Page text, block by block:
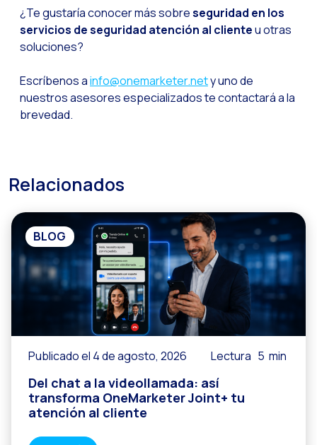
¿Te gustaría conocer más sobreseguridad en los
servicios de seguridad atención al clienteu otras
soluciones?
Escríbenos ainfo@onemarketer.nety uno de
nuestros asesores especializados te contactará a la
brevedad.
Relacionados
BLOG
Publicado el 4 de agosto, 2026 Lectura 5 min
Del chat a la videollamada: así
transforma OneMarketer Joint+ tu
atención al cliente